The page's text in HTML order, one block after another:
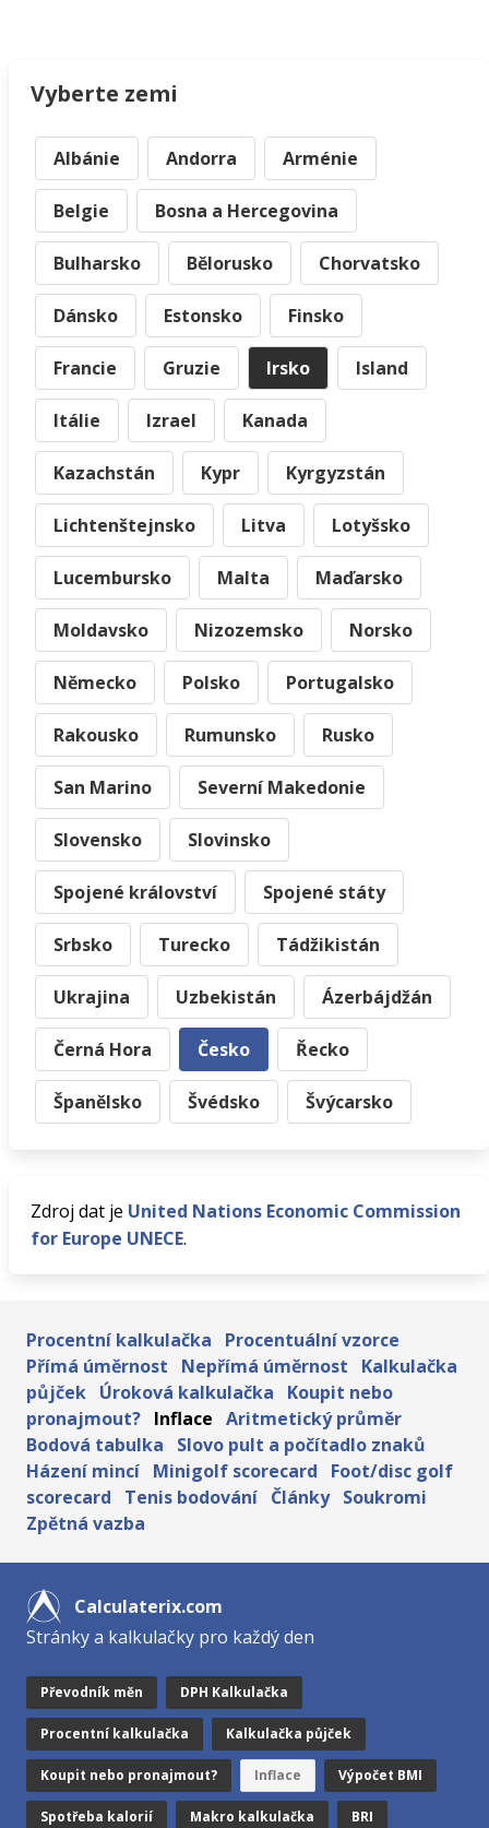
Vyberte zemi
Albánie Andorra Arménie
Belgie Bosna a Hercegovina
Bulharsko Bělorusko Chorvatsko
Dánsko Estonsko Finsko
Francie Gruzie Irsko Island
Itálie Izrael Kanada
Kazachstán Kypr Kyrgyzstán
Lichtenštejnsko Litva Lotyšsko
Lucembursko Malta Maďarsko
Moldavsko Nizozemsko Norsko
Německo Polsko Portugalsko
Rakousko Rumunsko Rusko
San Marino Severní Makedonie
Slovensko Slovinsko
Spojené království Spojené státy
Srbsko Turecko Tádžikistán
Ukrajina Uzbekistán Ázerbájdžán
Černá Hora Česko Řecko
Španělsko Švédsko Švýcarsko
Zdroj dat je United Nations Economic Commission
for Europe UNECE.
Procentní kalkulačka
Procentuální vzorce
Přímá úměrnost
Nepřímá úměrnost
Kalkulačka
půjček Úroková kalkulačka
Koupit nebo
pronajmout? Inflace Aritmetický průměr
Bodová tabulka
Slovo pult a počítadlo znaků
Házení mincí Minigolf scorecard
Foot/disc golf
scorecard
Tenis bodování Články Soukromi
Zpětná vazba
Calculaterix.com
Stránky a kalkulačky pro každý den
Převodník měn DPH Kalkulačka
Procentní kalkulačka Kalkulačka půjček
Koupit nebo pronajmout? Inflace Výpočet BMI
Spotřeba kalorií Makro kalkulačka BRI